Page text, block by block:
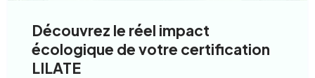
Découvrez le réel impact
écologique de votre certification
LILATE